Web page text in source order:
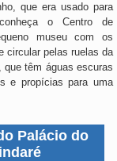
que era usado para
o Centro de
museu com os
circular pelas ruelas da
têm águas escuras
e propícias para uma
Palácio do